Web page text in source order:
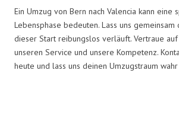
Ein Umzug von Bern nach Valencia kann eine
Lebensphase bedeuten. Lass uns gemeinsam
dieser Start reibungslos verläuft. Vertraue
unseren Service und unsere Kompetenz.
heute und lass uns deinen Umzugstraum